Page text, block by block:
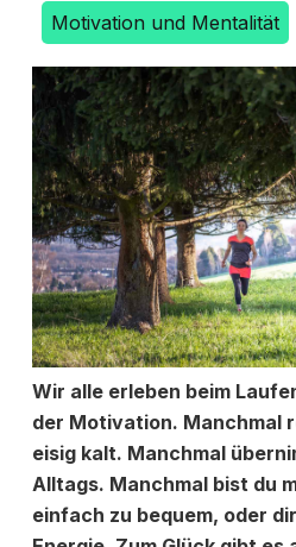
Motivation und Mentalität
Wir alle erleben beim
der Motivation. Manchmal
eisig kalt. Manchmal
Alltags. Manchmal bist du
einfach zu bequem, oder